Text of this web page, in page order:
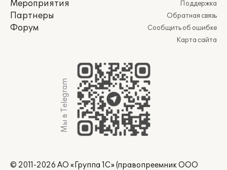
Мероприятия
Партнеры
Форум
Поддержка
Обратная связь
Сообщить об ошибке
Карта сайта
Мы в Telegram
© 2011-2026 АО «Группа 1С» (правопреемник ООО